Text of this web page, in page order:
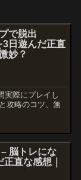
で脱出
日遊んだ正直
妙？
実際にプレイし
攻略のコツ、無
– 脳トレにな
直な感想｜